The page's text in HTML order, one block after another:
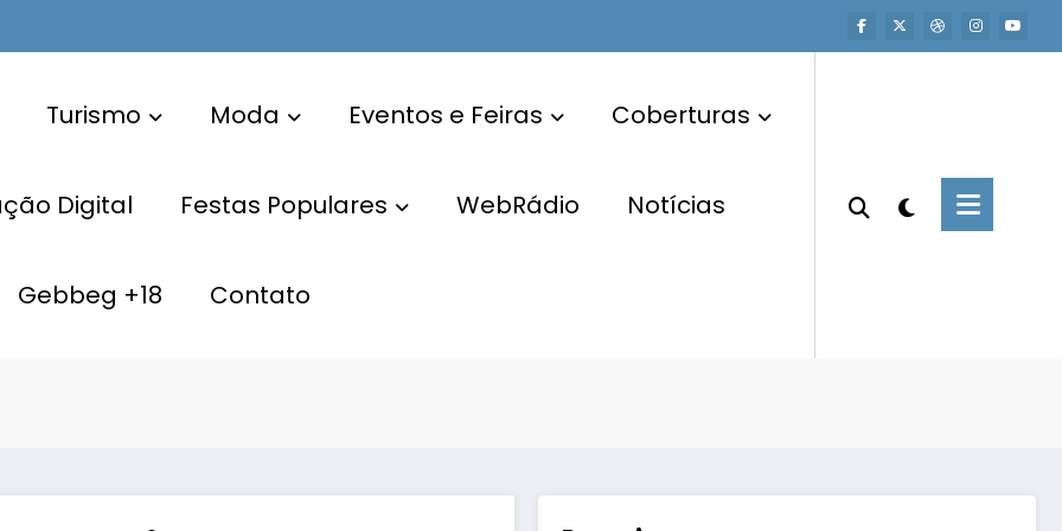
Turismo Moda Eventos e Feiras Coberturas
Digital Festas Populares WebRádio Notícias
Gebbeg +18 Contato